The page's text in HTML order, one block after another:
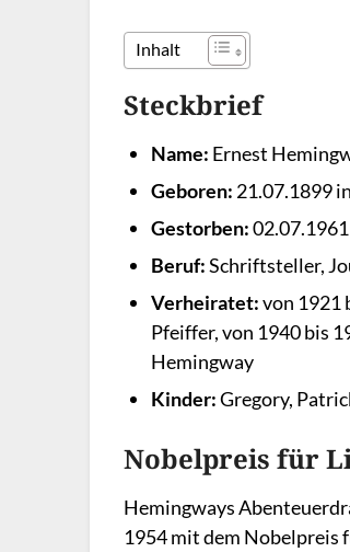
Inhalt
Steckbrief
Name: Ernest
Geboren: 21.07.1899
Gestorben:
Beruf:Schriftsteller,
Verheiratet:von 1921
Pfeiffer, von 1940 bis
Hemingway
Kinder:Gregory,
Nobelpreis für
Hemingways
1954 mit dem Nobelpreis